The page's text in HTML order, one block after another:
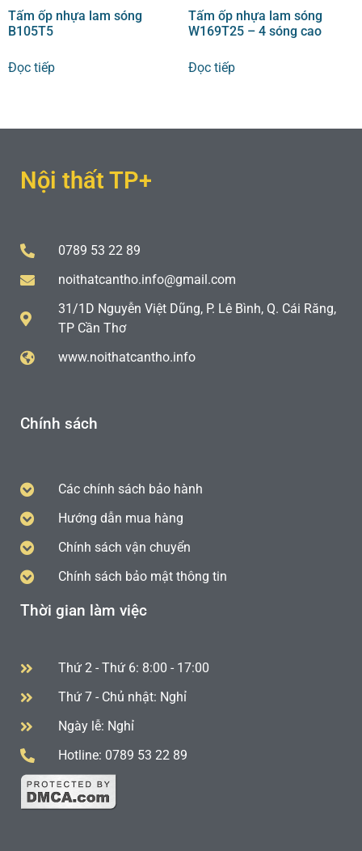
Tấm ốp nhựa lam sóng
B105T5
Đọc tiếp
Tấm ốp nhựa lam sóng
W169T25 – 4 sóng cao
Đọc tiếp
Nội thất TP+
0789 53 22 89
noithatcantho.info@gmail.com
31/1D Nguyễn Việt Dũng, P. Lê Bình, Q. Cái Răng,
TP Cần Thơ
www.noithatcantho.info
Chính sách
Các chính sách bảo hành
Hướng dẫn mua hàng
Chính sách vận chuyển
Chính sách bảo mật thông tin
Thời gian làm việc
Thứ 2 - Thứ 6: 8:00 - 17:00
Thứ 7 - Chủ nhật: Nghỉ
Ngày lễ: Nghỉ
Hotline: 0789 53 22 89